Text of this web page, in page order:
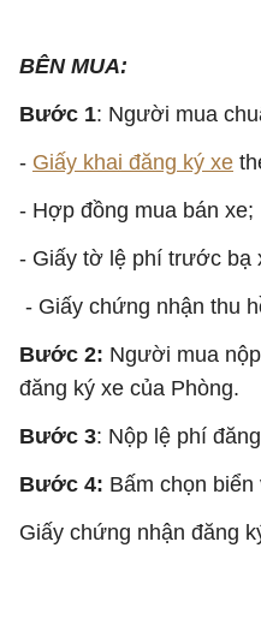
BÊN MUA:
Bước 1: Người mua
- Giấy khai đăng ký xe
- Hợp đồng mua bán xe;
- Giấy tờ lệ phí trước bạ
- Giấy chứng nhận thu
Bước 2: Người mua
đăng ký xe của Phòng.
Bước 3: Nộp lệ phí
Bước 4: Bấm chọn
Giấy chứng nhận đăng